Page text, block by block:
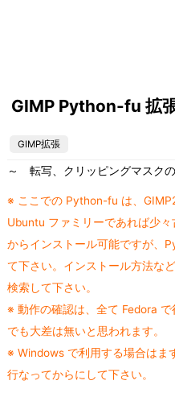
GIMP Python-fu
GIMP拡張
～ 転写、クリッピングマスク
※ ここでの Python-fu は、
Ubuntu ファミリーであれば少
からインストール可能ですが、
て下さい。インストール方法な
検索して下さい。
※ 動作の確認は、全て Fedora
でも大差は無いと思われます。
※ Windows で利用する場合はま
行なってからにして下さい。